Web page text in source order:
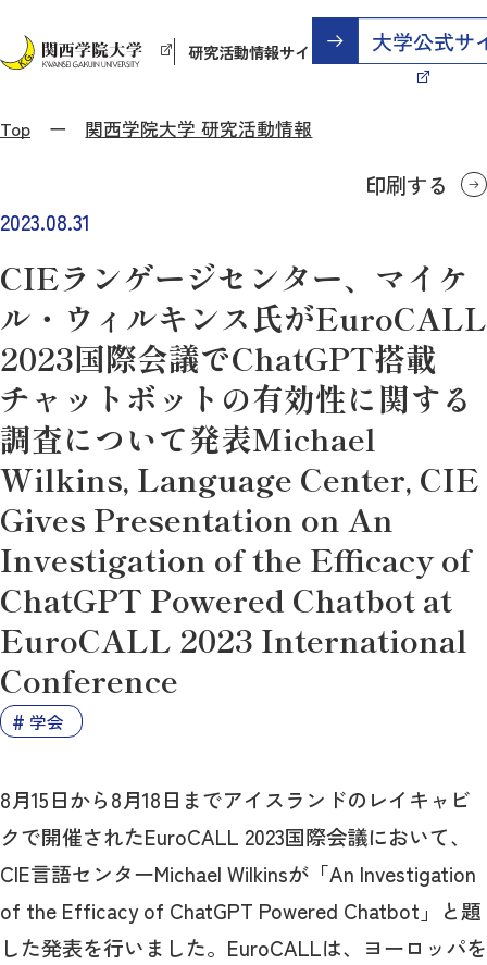
研究活動情報サイト
Top 関西学院大学 研究活動情報
印刷する
2023.08.31
CIEランゲージセンター、マイケ
ル・ウィルキンス氏がEuroCALL
2023国際会議でChatGPT搭載
チャットボットの有効性に関する
調査について発表Michael
Wilkins, Language Center, CIE
Gives Presentation on An
Investigation of the Efficacy of
ChatGPT Powered Chatbot at
EuroCALL 2023 International
Conference
学会
8月15日から8月18日までアイスランドのレイキャビ
クで開催されたEuroCALL 2023国際会議において、
CIE言語センターMichael Wilkinsが「An Investigation
of the Efficacy of ChatGPT Powered Chatbot」と題
した発表を行いました。EuroCALLは、ヨーロッパを